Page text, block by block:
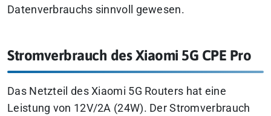
Datenverbrauchs sinnvoll gewesen.
Stromverbrauch des Xiaomi 5G CPE Pro
Das Netzteil des Xiaomi 5G Routers hat eine
Leistung von 12V/2A (24W). Der Stromverbrauch